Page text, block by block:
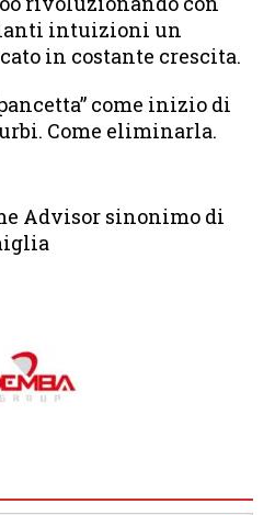
intuizioni un
in costante crescita.
come inizio di
Come eliminarla.
Advisor sinonimo di